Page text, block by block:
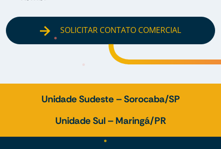
SOLICITAR CONTATO COMERCIAL
Unidade Sudeste – Sorocaba/SP
Unidade Sul – Maringá/PR